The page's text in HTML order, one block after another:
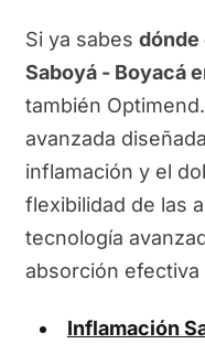
Si ya sabes dónde
Saboyá - Boyacá
también
avanzada
inflamación y el
flexibilidad de las
tecnología
absorción
Inflamación